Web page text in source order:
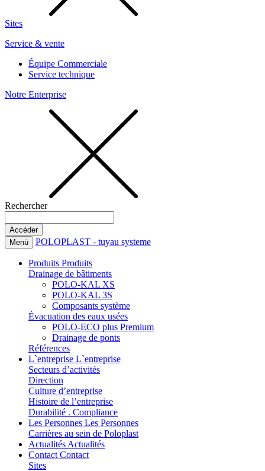
Sites
Service & vente
Équipe Commerciale
Service technique
Notre Enterprise
Rechercher
Menü POLOPLAST - tuyau systeme
Produits Produits
Drainage de bâtiments
POLO-KAL XS
POLO-KAL 3S
Composants système
Évacuation des eaux usées
POLO-ECO plus Premium
Drainage de ponts
Références
L`entreprise L`entreprise
Secteurs d’activités
Direction
Culture d’entreprise
Histoire de l’entreprise
Durabilité . Compliance
Les Personnes Les Personnes
Carrières au sein de Poloplast
Actualités Actualités
Contact Contact
Sites